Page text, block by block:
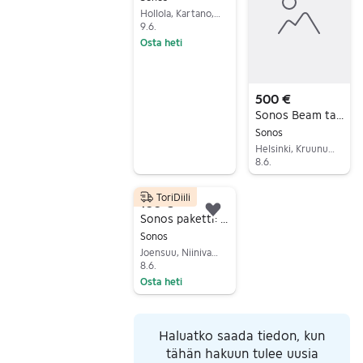
9.6.
Osta heti
500 €
Sonos
8.6.
100 €
Sonos
8.6.
Osta heti
ToriDiili
Haluatko saada tiedon, kun
tähän hakuun tulee uusia